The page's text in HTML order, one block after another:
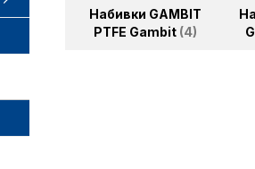
Набивки GAMBIT
PTFE Gambit 4